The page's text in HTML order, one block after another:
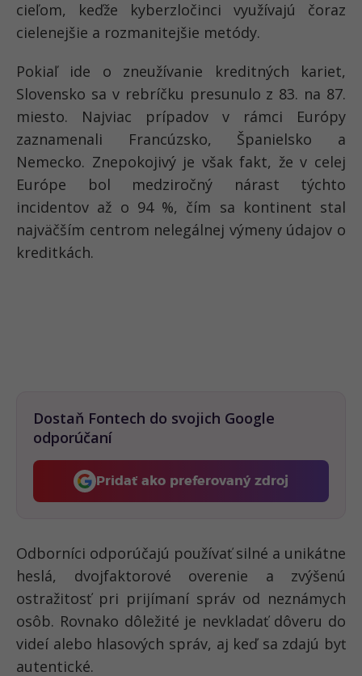
cieľom, keďže kyberzločinci využívajú čoraz
cielenejšie a rozmanitejšie metódy.
Pokiaľ ide o zneužívanie kreditných kariet,
Slovensko sa v rebríčku presunulo z 83. na 87.
miesto. Najviac prípadov v rámci Európy
zaznamenali Francúzsko, Španielsko a
Nemecko. Znepokojivý je však fakt, žev celej
Európe bol medziročný nárast týchto
incidentov až o 94 %, čím sa kontinent stal
najväčším centrom nelegálnej výmeny údajov o
kreditkách.
Dostaň Fontech do svojich Google
odporúčaní
Pridať ako preferovaný zdroj
Fontech, odkaz sa otvorí v
Odborníci odporúčajú používaťsilné a unikátne
heslá, dvojfaktorové overenie a zvýšenú
ostražitosť pri prijímaní správ od neznámych
osôb. Rovnako dôležité je nevkladať dôveru do
videí alebo hlasových správ, aj keď sa zdajú byť
autentické.